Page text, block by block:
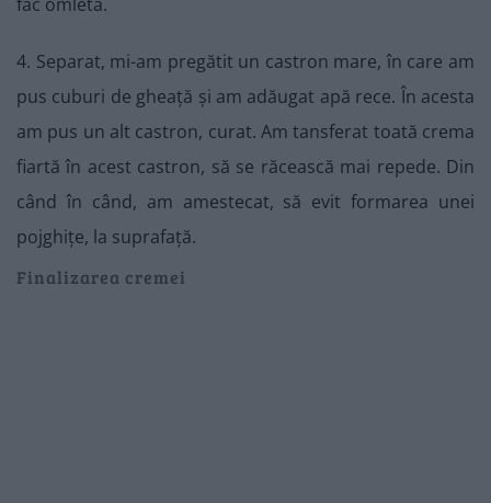
4. Separat, mi-am pregătit un castron mare, în care am
pus cuburi de gheață și am adăugat apă rece. În acesta
am pus un alt castron, curat. Am tansferat toată crema
fiartă în acest castron, să se răcească mai repede. Din
când în când, am amestecat, să evit formarea unei
pojghițe, la suprafață.
Finalizarea cremei